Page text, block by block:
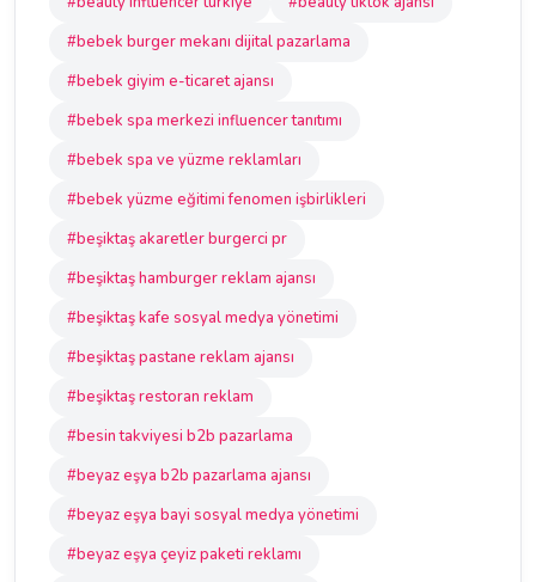
#bebek burger mekanı dijital pazarlama
#bebek giyim e-ticaret ajansı
#bebek spa merkezi influencer tanıtımı
#bebek spa ve yüzme reklamları
#bebek yüzme eğitimi fenomen işbirlikleri
#beşiktaş akaretler burgerci pr
#beşiktaş hamburger reklam ajansı
#beşiktaş kafe sosyal medya yönetimi
#beşiktaş pastane reklam ajansı
#beşiktaş restoran reklam
#besin takviyesi b2b pazarlama
#beyaz eşya b2b pazarlama ajansı
#beyaz eşya bayi sosyal medya yönetimi
#beyaz eşya çeyiz paketi reklamı